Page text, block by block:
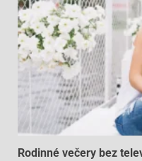
Rodinné večery bez